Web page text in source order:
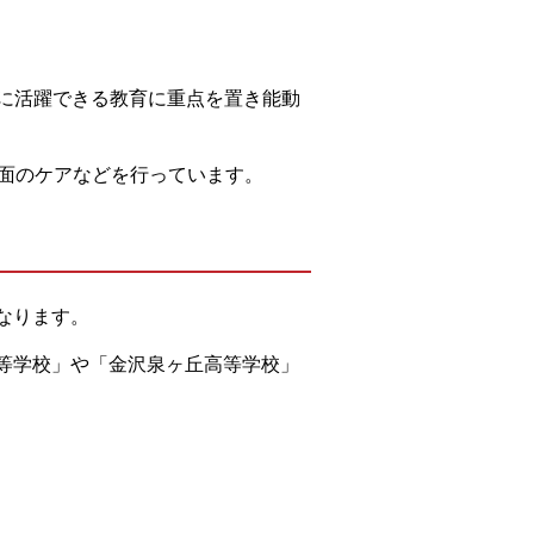
活躍できる教育に重点を置き能動
ケアなどを行っています。
ます。
校」や「金沢泉ヶ丘高等学校」